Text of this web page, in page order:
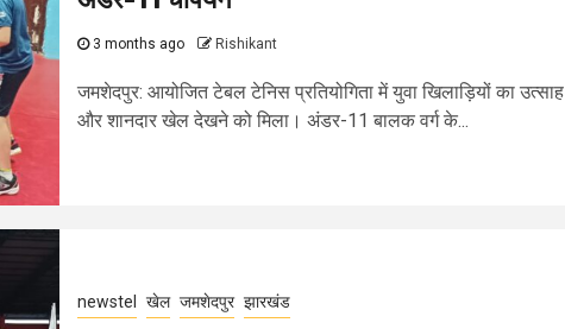
3 months ago Rishikant
जमशेदपुर: आयोजित टेबल टेनिस प्रतियोगिता में युवा खिलाड़ियों का उत्साह
और शानदार खेल देखने को मिला। अंडर-11 बालक वर्ग के...
newstel खेल जमशेदपुर झारखंड